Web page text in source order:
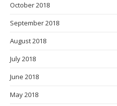
October 2018
September 2018
August 2018
July 2018
June 2018
May 2018